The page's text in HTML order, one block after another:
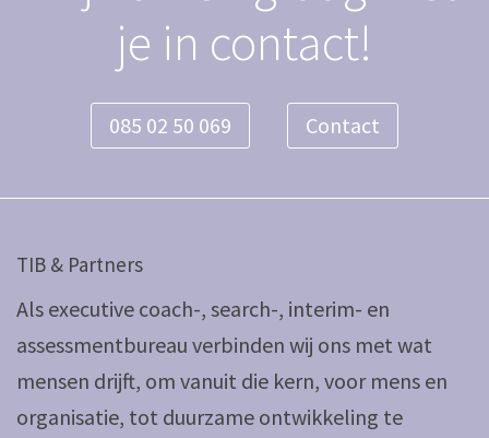
je in contact!
085 02 50 069 Contact
TIB & Partners
Als executive coach-, search-, interim- en
assessmentbureau verbinden wij ons met wat
mensen drijft, om vanuit die kern, voor mens en
organisatie, tot duurzame ontwikkeling te